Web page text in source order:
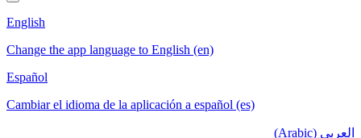
English
Change the app language to English (en)
Español
Cambiar el idioma de la aplicación a español (es)
العربي (Arabic)